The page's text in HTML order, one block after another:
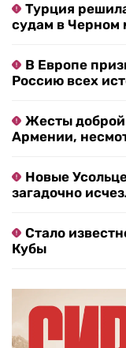
Турция
судам в Черном
В Европе
Россию всех
Жесты доброй
Армении,
Новые
загадочно
Стало
Кубы